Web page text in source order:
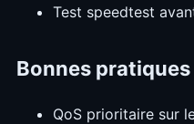
Test speedtest
Bonnes pratiques
QoS prioritaire sur